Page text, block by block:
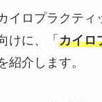
イロプラクティ
けに、「 カイロ
紹介します。